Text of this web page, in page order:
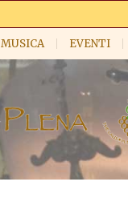
MUSICA EVENTI